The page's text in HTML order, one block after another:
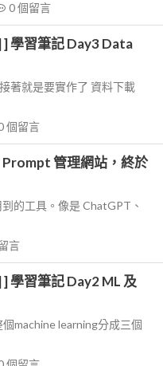
0個留言
學習筆記 Day3 Data
著就是要實作了 資料下載
個留言
Prompt 管理網站，終於
的工具。像是 ChatGPT、
言
學習筆記 Day2 ML 及
machine learning分成三個